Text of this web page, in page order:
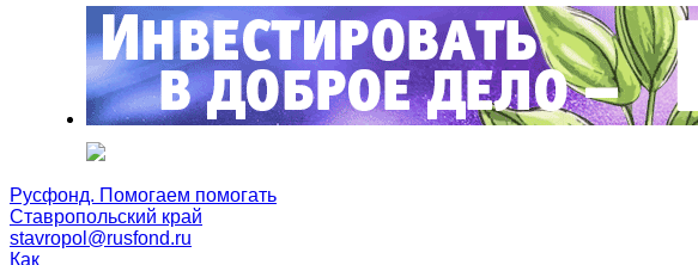
Русфонд. Помогаем помогать
Ставропольский край
stavropol@rusfond.ru
Как